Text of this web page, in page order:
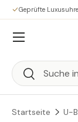
Direkt zum
Geprüfte
Suchen
Suchen
Menü
Startseite U-